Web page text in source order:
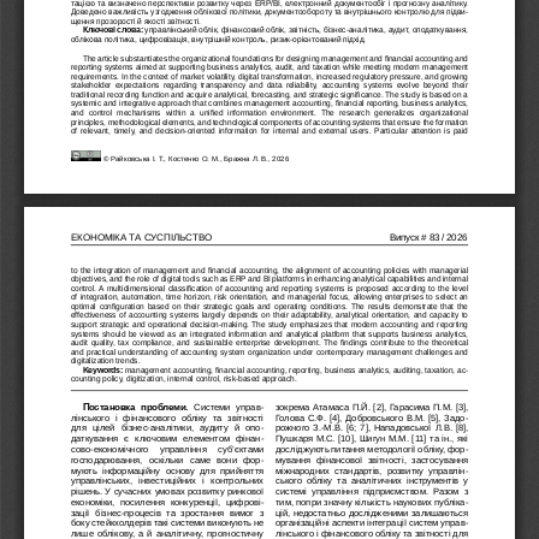
© Райковська І. Т., Костенко О. М., Бражна Л. В., 2026
Доведено важливість узгодження облікової політики, документообороту та внутрішнього контролю для підви-
щення прозорості й якості звітності.
Ключові слова: управлінський облік, фінансовий облік, звітність, бізнес-аналітика, аудит, оподаткування,
облікова політика, цифровізація, внутрішній контроль, ризик-орієнтований підхід.
The article substantiates the organizational foundations for designing management and financial accounting and
reporting systems aimed at supporting business analytics, audit, and taxation while meeting modern management
requirements. In the context of market volatility, digital transformation, increased regulatory pressure, and growing
stakeholder  expectations  regarding  transparency  and  data  reliability,  accounting  systems  evolve  beyond  their
traditional recording function and acquire analytical, forecasting, and strategic significance. The study is based on a
systemic and integrative approach that combines management accounting, financial reporting, business analytics,
and  control  mechanisms  within  a  unified  information  environment.  The  research  generalizes  organizational
principles, methodological elements, and technological components of accounting systems that ensure the formation
of relevant, timely, and decision-oriented information for internal and external users. Particular attention is paid
ЕКОНОМІКА ТА СУСПІЛЬСТВО Випуск # 83 / 2026
to the integration of management and financial accounting, the alignment of accounting policies with managerial
objectives, and the role of digital tools such as ERP and BI platforms in enhancing analytical capabilities and internal
control. A multidimensional classification of accounting and reporting systems is proposed according to the level
of integration, automation, time horizon, risk orientation, and managerial focus, allowing enterprises to select an
optimal configuration based on their strategic goals and operating conditions. The results demonstrate that the
effectiveness of accounting systems largely depends on their adaptability, analytical orientation, and capacity to
support strategic and operational decision-making. The study emphasizes that modern accounting and reporting
systems should be viewed as an integrated information and analytical platform that supports business analytics,
audit quality, tax compliance, and sustainable enterprise development. The findings contribute to the theoretical
and practical understanding of accounting system organization under contemporary management challenges and
digitalization trends.
Keywords: management accounting, financial accounting, reporting, business analytics, auditing, taxation, ac-
counting policy, digitization, internal control, risk-based approach.
Постановка  проблеми. Системи  управ-
лінського  і  фінансового  обліку  та  звітності
для  цілей  бізнес-аналітики,  аудиту  й  опо-
даткування  є  ключовим  елементом  фінан-
сово-економічного   управління   суб’єктами
господарювання,  оскільки  саме  вони  фор-
мують  інформаційну  основу  для  прийняття
управлінських,  інвестиційних  і  контрольних
рішень. У сучасних умовах розвитку ринкової
економіки,  посилення  конкуренції,  цифрові-
зації  бізнес-процесів  та  зростання  вимог  з
боку стейкхолдерів такі системи виконують не
лише облікову, а й аналітичну, прогностичну
зокрема Атамаса П.Й. [2], Гарасима П.М. [3],
Голова С.Ф. [4], Добровського В.М. [5], Задо-
рожного З.-М.В. [6; 7], Нападовської Л.В. [8],
Пушкаря М.С. [10], Шигун М.М. [11] та ін., які
досліджують питання методології обліку, фор-
мування  фінансової  звітності,  застосування
міжнародних  стандартів,  розвитку  управлін-
ського  обліку  та  аналітичних  інструментів  у
системі  управління  підприємством.  Разом  з
тим, попри значну кількість наукових публіка-
цій, недостатньо дослідженими залишаються
організаційні аспекти інтеграції систем управ-
лінського і фінансового обліку та звітності для